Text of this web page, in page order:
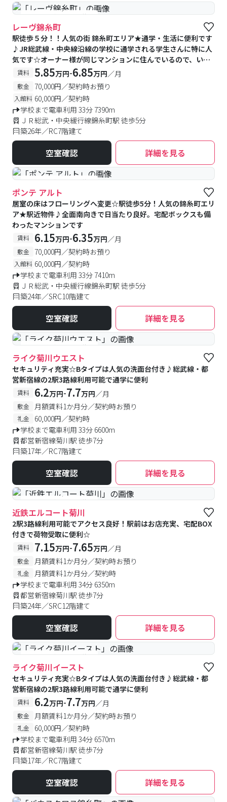
#予約受付中 #空室待ち
レーヴ錦糸町
駅徒歩５分！！人気の街 錦糸町エリア★通学・生活に便利です
♪JR総武線・中央線沿線の学校に通学される学生さんに特に人
気です☆オーナー様が同じマンションに住んでいるので、いざ
という時も安心♪
賃料 5.85万円-6.85万円／月
敷金 70,000円／契約時お預り
入館料 60,000円／契約時
学校まで電車利用 33分 7390m
ＪＲ総武・中央緩行線錦糸町駅 徒歩5分
築26年／RC7階建て
空室確認 詳細を見る
#予約受付中 #空室待ち
ポンテ アルト
居室の床はフローリングへ変更☆駅徒歩5分！人気の錦糸町エリ
ア★駅近物件♪全面南向きで日当たり良好。宅配ボックスも備
わったマンションです
賃料 6.15万円-6.35万円／月
敷金 70,000円／契約時お預り
入館料 60,000円／契約時
学校まで電車利用 33分 7410m
ＪＲ総武・中央緩行線錦糸町駅 徒歩5分
築24年／SRC10階建て
空室確認 詳細を見る
#予約受付中 #空室待ち
ライク菊川ウエスト
セキュリティ充実☆Bタイプは人気の洗面台付き♪総武線・都
営新宿線の2駅3路線利用可能で通学に便利
賃料 6.2万円-7.7万円／月
敷金 月額賃料1か月分／契約時お預り
礼金
60,000円／契約時
学校まで電車利用 33分 6600m
都営新宿線菊川駅 徒歩7分
築17年／RC7階建て
空室確認 詳細を見る
#予約受付中 #空室待ち
近鉄エルコート菊川
2駅3路線利用可能でアクセス良好！駅前はお店充実、宅配BOX
付きで荷物受取に便利☆
賃料 7.15万円-7.65万円／月
敷金 月額賃料1か月分／契約時お預り
礼金
月額賃料1か月分／契約時
学校まで電車利用 34分 6350m
都営新宿線菊川駅 徒歩7分
築24年／SRC12階建て
空室確認 詳細を見る
#予約受付中 #空室待ち
ライク菊川イースト
セキュリティ充実☆Bタイプは人気の洗面台付き♪総武線・都
営新宿線の2駅3路線利用可能で通学に便利
賃料 6.2万円-7.7万円／月
敷金 月額賃料1か月分／契約時お預り
礼金
60,000円／契約時
学校まで電車利用 34分 6570m
都営新宿線菊川駅 徒歩7分
築17年／RC7階建て
空室確認 詳細を見る